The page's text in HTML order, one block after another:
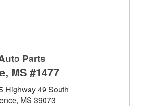
Parts
MS #1477
Highway 49 South
MS 39073